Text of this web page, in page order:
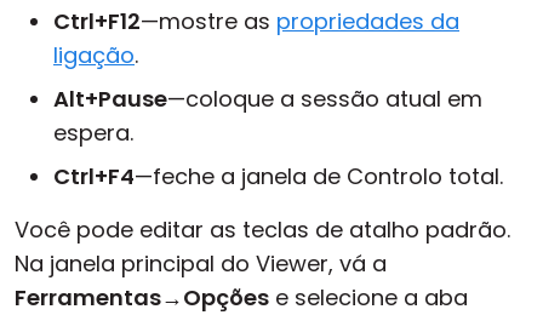
Ctrl+F12—mostre as propriedades da
ligação.
Alt+Pause—coloque a sessão atual em
espera.
Ctrl+F4—feche a janela de Controlo total.
Você pode editar as teclas de atalho padrão.
Na janela principal do Viewer, vá a
Ferramentas→Opções e selecione a aba